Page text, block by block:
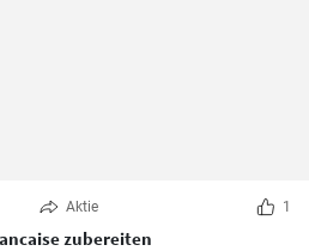
Aktie 1
zubereiten